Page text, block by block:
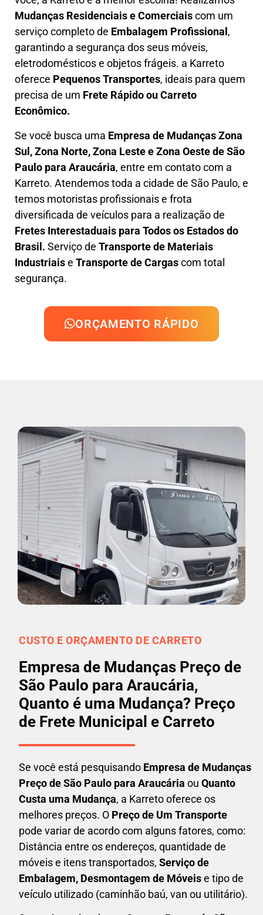
Mudanças Residenciais e Comerciaiscom um
serviço completo de Embalagem Profissional ,
garantindo a segurança dos seus móveis,
eletrodomésticos e objetos frágeis. a Karreto
oferece Pequenos Transportes, ideais para quem
precisa de um Frete Rápido ou Carreto
Econômico.
Se você busca uma Empresa de Mudanças Zona
Sul, Zona Norte, Zona Leste e Zona Oestede São
Paulo para Araucária, entre em contato com a
Karreto. Atendemos toda a cidade de São Paulo, e
temos motoristas profissionais e frota
diversificada de veículos para a realização de
Fretes Interestaduais para Todos os Estados do
Brasil. Serviço de Transporte de Materiais
Industriaise Transporte de Cargascom total
segurança.
ORÇAMENTO RÁPIDO
CUSTO E ORÇAMENTO DE CARRETO
Empresa de Mudanças Preço de
São Paulo para Araucária,
Quanto é uma Mudança? Preço
de Frete Municipal e Carreto
Se você está pesquisando Empresa de Mudanças
Preço de São Paulo para Araucária ou Quanto
Custa uma Mudança, a Karreto oferece os
melhores preços. O Preço de Um Transporte
pode variar de acordo com alguns fatores, como:
Distância entre os endereços, quantidade de
móveis e itens transportados, Serviço de
Embalagem, Desmontagem de Móveise tipo de
veículo utilizado (caminhão baú, van ou utilitário).